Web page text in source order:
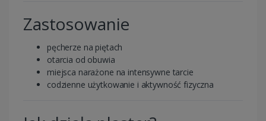
Zastosowanie
pęcherze na piętach
otarcia od obuwia
miejsca narażone na intensywne tarcie
codzienne użytkowanie i aktywność fizyczna